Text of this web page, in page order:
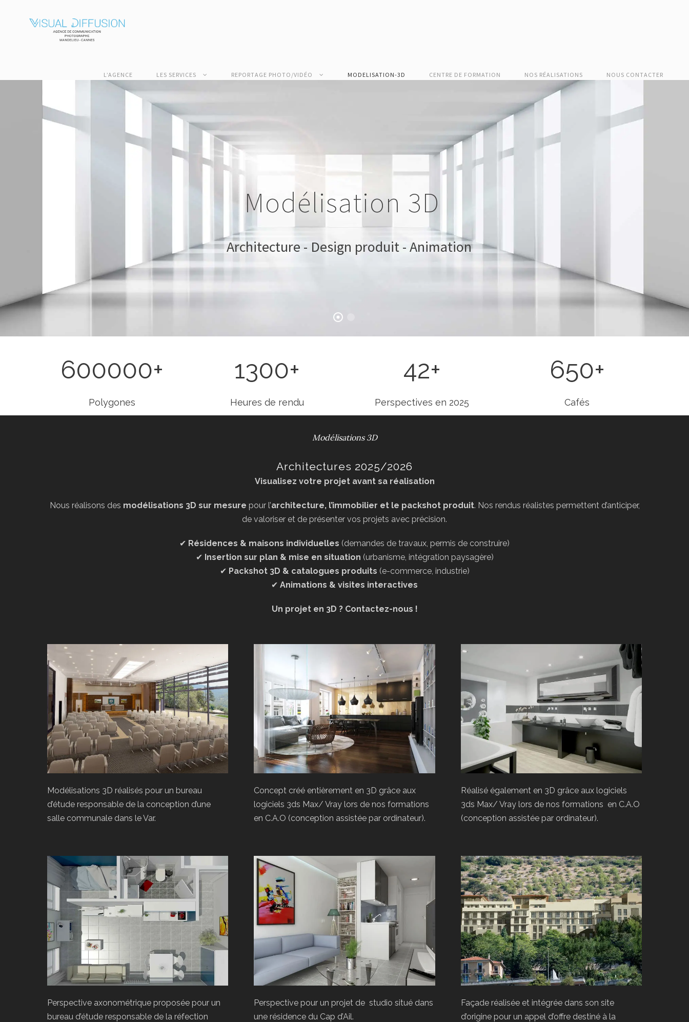
L’AGENCE LES SERVICES REPORTAGE PHOTO/VIDÉO MODELISATION-3D CENTRE DE FORMATION NOS RÉALISATIONS NOUS CONTACTER
Modélisation 3D
Architecture - Design produit - Animation
600000+
Polygones
1300+
Heures de rendu
42+
Perspectives en 2025
650+
Cafés
Modélisations 3D
Architectures 2025/2026
Visualisez votre projet avant sa réalisation
Nous réalisons des modélisations 3D sur mesure pour l’architecture, l’immobilier et le packshot produit. Nos rendus réalistes permettent d’anticiper,
de valoriser et de présenter vos projets avec précision.
✔ Résidences & maisons individuelles (demandes de travaux, permis de construire)
✔ Insertion sur plan & mise en situation (urbanisme, intégration paysagère)
✔ Packshot 3D & catalogues produits (e-commerce, industrie)
✔ Animations & visites interactives
Un projet en 3D ? Contactez-nous !
Modélisations 3D réalisés pour un bureau
d’étude responsable de la conception d’une
salle communale dans le Var.
Concept créé entièrement en 3D grâce aux
logiciels 3ds Max/ Vray lors de nos formations
en C.A.O (conception assistée par ordinateur).
Réalisé également en 3D grâce aux logiciels
3ds Max/ Vray lors de nos formations en C.A.O
(conception assistée par ordinateur).
Perspective axonométrique proposée pour un
bureau d’étude responsable de la réfection
Perspective pour un projet de studio situé dans
une résidence du Cap d’Ail.
Façade réalisée et intégrée dans son site
d’origine pour un appel d’offre destiné à la